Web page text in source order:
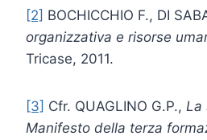
[2] BOCHICCHIO F., DI
organizzativa e risorse
Tricase, 2011.
[3] Cfr. QUAGLINO G.P., La
Manifesto della terza